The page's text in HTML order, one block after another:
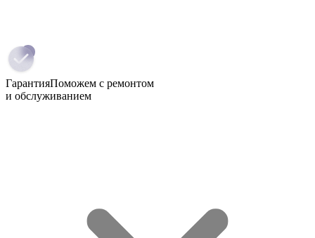
ГарантияПоможем с ремонтом
и обслуживанием